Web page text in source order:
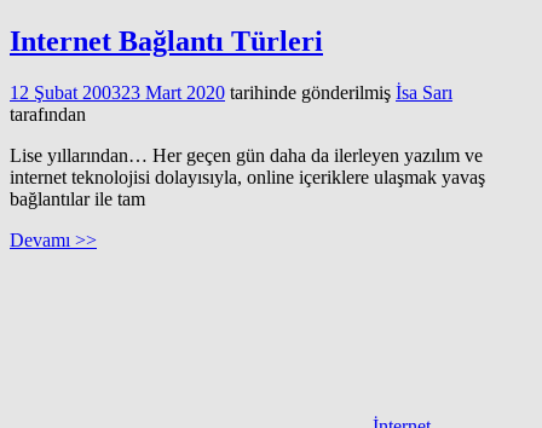
Internet Bağlantı Türleri
12 Şubat 200323 Mart 2020 tarihinde gönderilmiş İsa Sarı
tarafından
Lise yıllarından… Her geçen gün daha da ilerleyen yazılım ve
internet teknolojisi dolayısıyla, online içeriklere ulaşmak yavaş
bağlantılar ile tam
Devamı >>